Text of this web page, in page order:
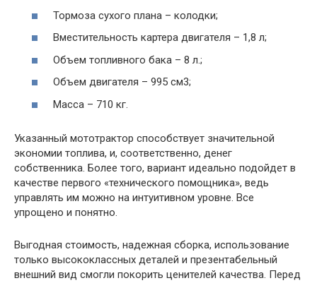
Тормоза сухого плана – колодки;
Вместительность картера двигателя – 1,8 л;
Объем топливного бака – 8 л.;
Объем двигателя – 995 см3;
Масса – 710 кг.
Указанный мототрактор способствует значительной
экономии топлива, и, соответственно, денег
собственника. Более того, вариант идеально подойдет в
качестве первого «технического помощника», ведь
управлять им можно на интуитивном уровне. Все
упрощено и понятно.
Выгодная стоимость, надежная сборка, использование
только высококлассных деталей и презентабельный
внешний вид смогли покорить ценителей качества. Перед